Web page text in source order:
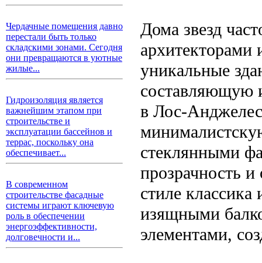
Чердачные помещения давно
перестали быть только
складскими зонами. Сегодня
они превращаются в уютные
жилые...
Гидроизоляция является
важнейшим этапом при
строительстве и
эксплуатации бассейнов и
террас, поскольку она
обеспечивает...
В современном
строительстве фасадные
системы играют ключевую
роль в обеспечении
энергоэффективности,
долговечности и...
Дома звезд
архитекторами
уникальные
составляющую
в Лос-
стеклянными
прозрачность
стиле
изящными
элементами,